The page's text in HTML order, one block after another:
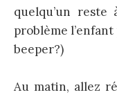
quelqu’un reste
problème
beeper?)
Au matin, allez